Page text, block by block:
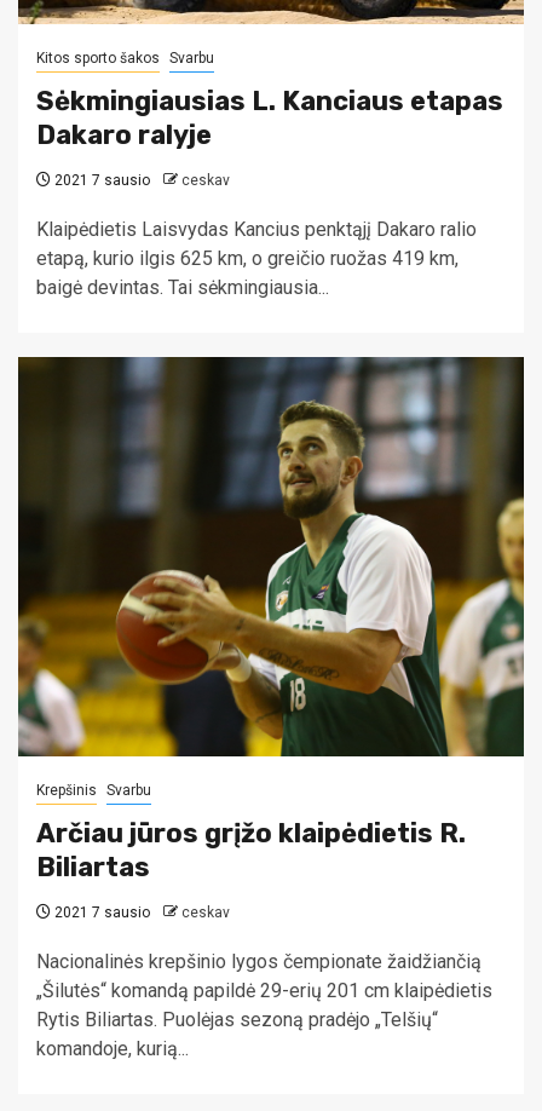
Kitos sporto šakos Svarbu
Sėkmingiausias L. Kanciaus etapas
Dakaro ralyje
2021 7 sausio ceskav
Klaipėdietis Laisvydas Kancius penktąjį Dakaro ralio
etapą, kurio ilgis 625 km, o greičio ruožas 419 km,
baigė devintas. Tai sėkmingiausia...
Krepšinis Svarbu
Arčiau jūros grįžo klaipėdietis R.
Biliartas
2021 7 sausio ceskav
Nacionalinės krepšinio lygos čempionate žaidžiančią
„Šilutės“ komandą papildė 29-erių 201 cm klaipėdietis
Rytis Biliartas. Puolėjas sezoną pradėjo „Telšių“
komandoje, kurią...